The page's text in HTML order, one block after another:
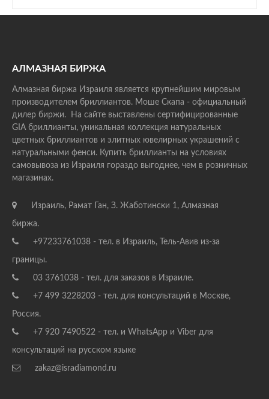
АЛМАЗНАЯ БИРЖА
Алмазная биржа Израиля является крупнейшим мировым
производителем бриллиантов. Моше Скапа - официальный
дилер биржи. На сайте выставлены сертифицированные
GIA бриллианты, уникальная коллекция натуральных
цветных бриллиантов и элитных ювелирных украшений с
натуральными фенси. Купить бриллианты на условиях
самовывоза из Израиля гораздо выгоднее, чем в розничных
магазинах.
Израиль, Рамат Ган, З. Жаботински 1, Алмазная
биржа.
+97233761038 - тел. в Израиль, Тель-Авив из-за
границы.
03 3761038 - тел. для заказов в Израиле.
+7 499 3228203 - тел. для консультаций в Москве,
Россия.
+7 920 7490522 - тел. и WhatsApp и Viber для
консультаций на русском языке
zakaz@isradiamond.ru